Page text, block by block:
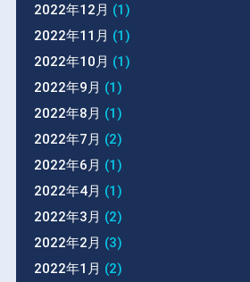
2022年12月 (1)
2022年11月 (1)
2022年10月 (1)
2022年9月 (1)
2022年8月 (1)
2022年7月 (2)
2022年6月 (1)
2022年4月 (1)
2022年3月 (2)
2022年2月 (3)
2022年1月 (2)